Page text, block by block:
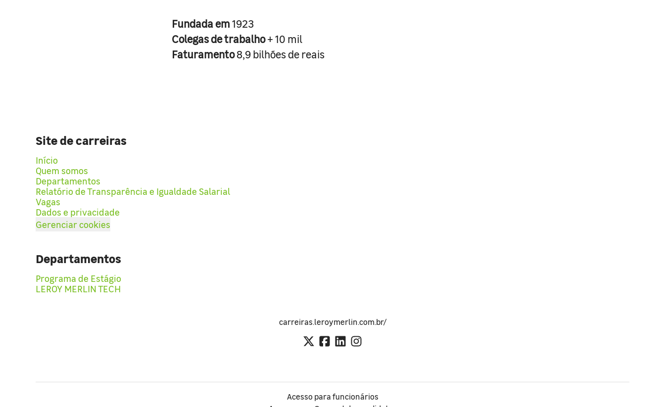
Fundada em1923
Colegas de trabalho+ 10 mil
Faturamento8,9 bilhões de reais
Site de carreiras
Início
Quem somos
Departamentos
Relatório de Transparência e Igualdade Salarial
Vagas
Dados e privacidade
Gerenciar cookies
Departamentos
Programa de Estágio
LEROY MERLIN TECH
carreiras.leroymerlin.com.br/
Acesso para funcionários